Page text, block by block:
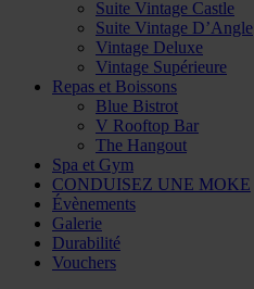
Suite Vintage Castle
Suite Vintage D’Angle
Vintage Deluxe
Vintage Supérieure
Repas et Boissons
Blue Bistrot
V Rooftop Bar
The Hangout
Spa et Gym
CONDUISEZ UNE MOKE
Évènements
Galerie
Durabilité
Vouchers